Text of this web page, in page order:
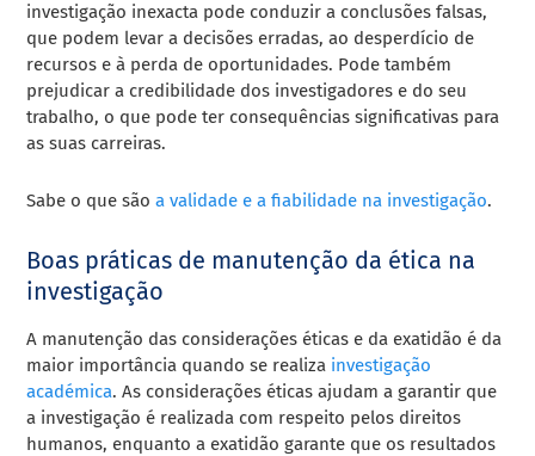
investigação inexacta pode conduzir a conclusões falsas,
que podem levar a decisões erradas, ao desperdício de
recursos e à perda de oportunidades. Pode também
prejudicar a credibilidade dos investigadores e do seu
trabalho, o que pode ter consequências significativas para
as suas carreiras.
Sabe o que sãoa validade e a fiabilidade na investigação.
Boas práticas de manutenção da ética na
investigação
A manutenção das considerações éticas e da exatidão é da
maior importância quando se realiza investigação
académica. As considerações éticas ajudam a garantir que
a investigação é realizada com respeito pelos direitos
humanos, enquanto a exatidão garante que os resultados